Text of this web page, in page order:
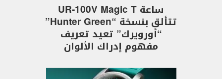
ساعة UR-100V Magic T
تتألق بنسخة “Hunter Green”
“أورويرك” تعيد تعريف
مفهوم إدراك الألوان